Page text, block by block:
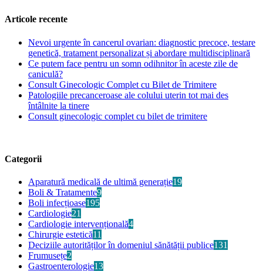
Articole recente
Nevoi urgente în cancerul ovarian: diagnostic precoce, testare
genetică, tratament personalizat și abordare multidisciplinară
Ce putem face pentru un somn odihnitor în aceste zile de
caniculă?
Consult Ginecologic Complet cu Bilet de Trimitere
Patologiile precanceroase ale colului uterin tot mai des
întâlnite la tinere
Consult ginecologic complet cu bilet de trimitere
Categorii
Aparatură medicală de ultimă generație19
Boli & Tratamente9
Boli infecțioase195
Cardiologie21
Cardiologie intervențională4
Chirurgie estetică11
Deciziile autorităților în domeniul sănătății publice131
Frumusețe2
Gastroenterologie13